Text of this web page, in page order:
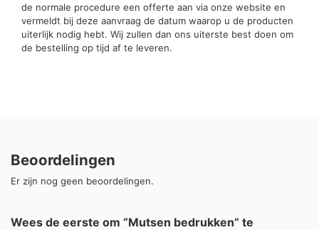
de normale procedure een offerte aan via onze website en
vermeldt bij deze aanvraag de datum waarop u de producten
uiterlijk nodig hebt. Wij zullen dan ons uiterste best doen om
de bestelling op tijd af te leveren.
Beoordelingen
Er zijn nog geen beoordelingen.
Wees de eerste om “Mutsen bedrukken” te